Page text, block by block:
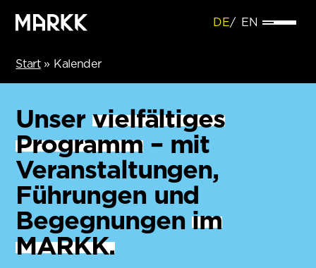
DE EN
Start» Kalender
Unser vielfältiges
Programm– mit
Veranstaltungen,
Führungen und
Begegnungenim
MARKK.